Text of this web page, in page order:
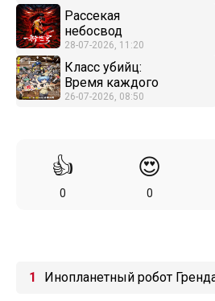
Рассекая
небосвод
28-07-2026, 11:20
Класс убийц:
Время каждого
26-07-2026, 08:50
👍
0
😍
0
Инопланетный робот